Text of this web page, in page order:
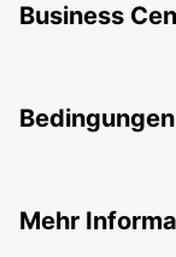
Business
Mehr